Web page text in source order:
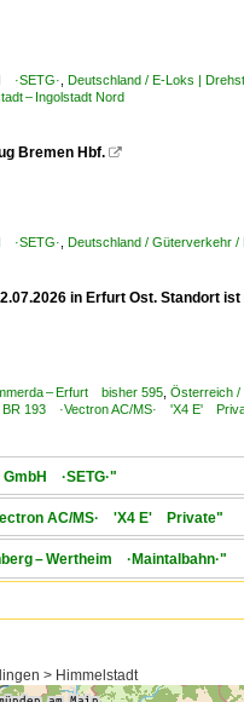
·SETG· Deutschland / E-Loks |
– Ingolstadt Nord
Bremen Hbf. 
·SETG· Deutschland / Güterverkehr
in Erfurt Ost. Standort
– Erfurt bisher 595 Österreich /
BR 193 ·Vectron AC/MS· 'X4 E'
·SETG·"
AC/MS· 'X4 E' Private"
– Wertheim ·Maintalbahn·"
> Himmelstadt